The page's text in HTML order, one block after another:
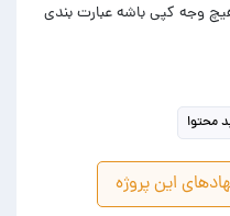
وجه کپی باشه عبارت بندی
محتوا
این پروژه